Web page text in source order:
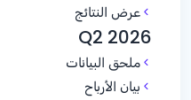
عرض النتائج
Q2 2026
ملحق البيانات
بيان الأرباح